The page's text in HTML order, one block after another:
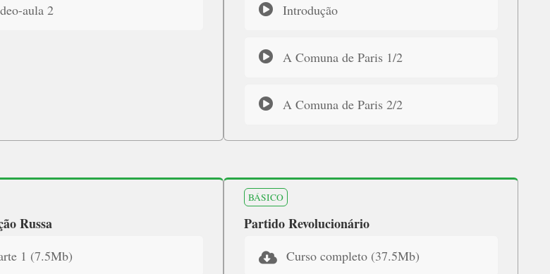
aula 2 Introdução
A Comuna de Paris 1/2
A Comuna de Paris 2/2
Russa
1 (7.5Mb)
BÁSICO
Partido Revolucionário
Curso completo (37.5Mb)